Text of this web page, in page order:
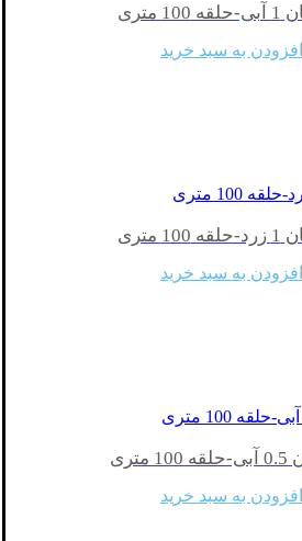
افزودن به سبد خرید
افزودن به سبد خرید
افزودن به سبد خرید